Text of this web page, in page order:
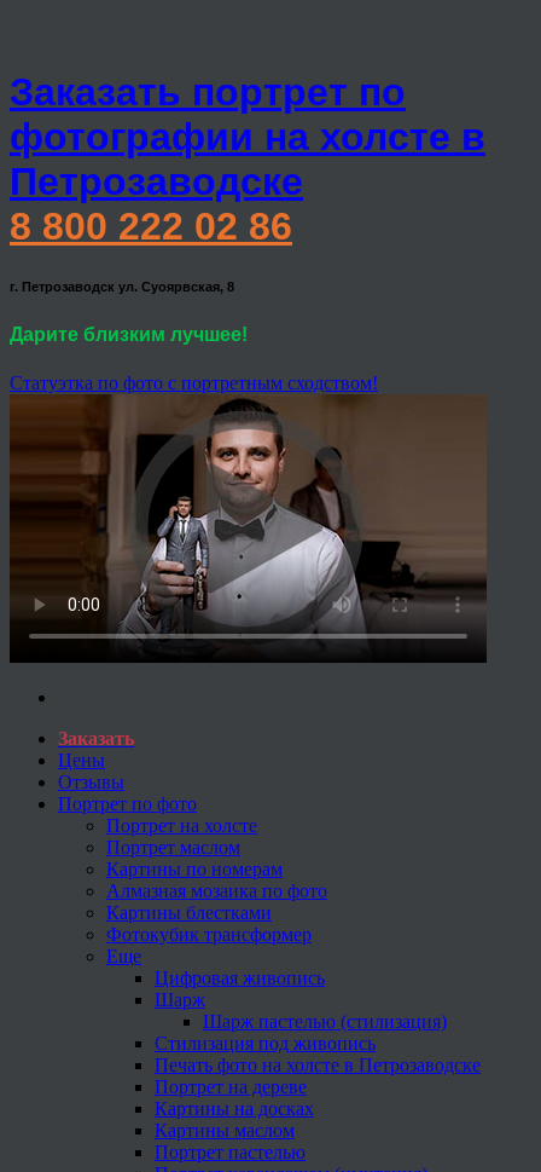
Заказать портрет по
фотографии на холсте в
Петрозаводске
8 800 222 02 86
г. Петрозаводск ул. Суоярвская, 8
Дарите близким лучшее!
Статуэтка по фото с портретным сходством!
Заказать
Цены
Отзывы
Портрет по фото
Портрет на холсте
Портрет маслом
Картины по номерам
Алмазная мозаика по фото
Картины блестками
Фотокубик трансформер
Еще
Цифровая живопись
Шарж
Шарж пастелью (стилизация)
Стилизация под живопись
Печать фото на холсте в Петрозаводске
Портрет на дереве
Картины на досках
Картины маслом
Портрет пастелью